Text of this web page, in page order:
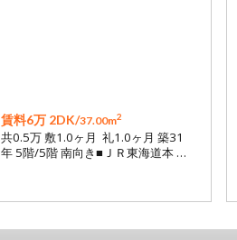
賃料6万 2DK/37.00m2
共0.5万 敷1.0ヶ月 礼1.0ヶ月 築31
年 5階/5階 南向き■ＪＲ東海道本 …